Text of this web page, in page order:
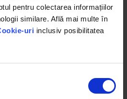
pentru colectarea informațiilor
similare. Află mai multe în
uri inclusiv posibilitatea
(Europa), 1120, 820 (Nord